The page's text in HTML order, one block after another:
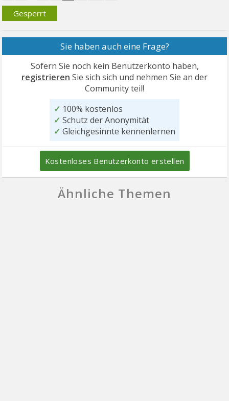
Gesperrt
Sie haben auch eine Frage?
Sofern Sie noch kein Benutzerkonto haben,
registrieren Sie sich sich und nehmen Sie an der
Community teil!
✓ 100% kostenlos
✓ Schutz der Anonymität
✓ Gleichgesinnte kennenlernen
Kostenloses Benutzerkonto erstellen
Ähnliche Themen